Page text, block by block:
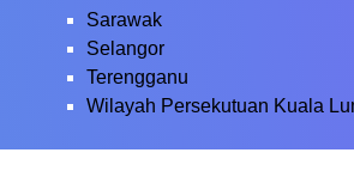
Sarawak
Selangor
Terengganu
Wilayah Persekutuan Kuala